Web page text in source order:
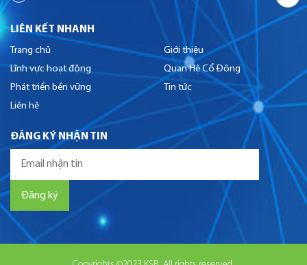
LIÊN KẾT NHANH
Trang chủ
Giới thiệu
Lĩnh vực hoạt động
Quan Hệ Cổ Đông
Phát triển bền vững
Tin tức
Liên hệ
ĐĂNG KÝ NHẬN TIN